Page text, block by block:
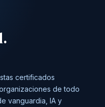
certificados
de todo
vanguardia, IA y